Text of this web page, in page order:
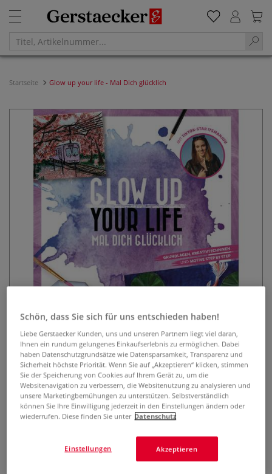
Startseite Glow up your life - Mal Dich glücklich
Glow up your life - Mal Dich
glücklich
0 Bewertungen
TikTok-Star itsmanjuu
Schön, dass Sie sich für uns entschieden haben!
Liebe Gerstaecker Kunden, uns und unseren Partnern liegt viel daran,
Ihnen ein rundum gelungenes Einkaufserlebnis zu ermöglichen. Dabei
haben Datenschutzgrundsätze wie Datensparsamkeit, Transparenz und
Sicherheit höchste Priorität. Wenn Sie auf „Akzeptieren“ klicken, stimmen
Sie der Speicherung von Cookies auf Ihrem Gerät zu, um die
Websitenavigation zu verbessern, die Websitenutzung zu analysieren und
unsere Marketingbemühungen zu unterstützen. Selbstverständlich
können Sie Ihre Einwilligung jederzeit in den Einstellungen ändern oder
wiederrufen. Diese finden Sie unter Datenschutz
Akzeptieren
Einstellungen